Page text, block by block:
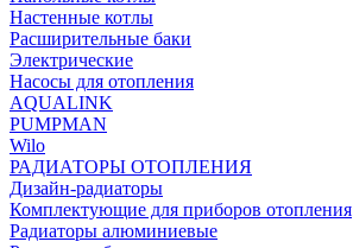
Настенные котлы
Расширительные баки
Электрические
Насосы для отопления
AQUALINK
PUMPMAN
Wilo
РАДИАТОРЫ ОТОПЛЕНИЯ
Дизайн-радиаторы
Комплектующие для приборов отопления
Радиаторы алюминиевые